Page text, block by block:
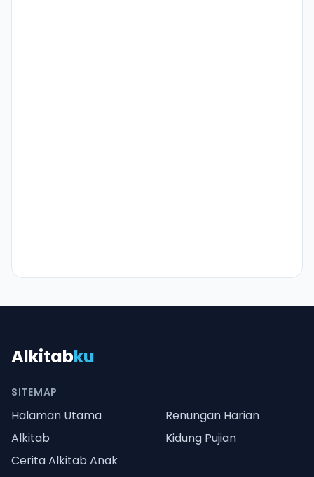
Alkitabku
SITEMAP
Halaman Utama
Renungan Harian
Alkitab
Kidung Pujian
Cerita Alkitab Anak